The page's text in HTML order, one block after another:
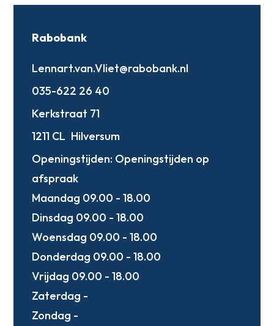
Rabobank
Lennart.van.Vliet@rabobank.nl
035-622 26 40
Kerkstraat 71
1211 CL Hilversum
Openingstijden: Openingstijden op
afspraak
Maandag 09.00 - 18.00
Dinsdag 09.00 - 18.00
Woensdag 09.00 - 18.00
Donderdag 09.00 - 18.00
Vrijdag 09.00 - 18.00
Zaterdag -
Zondag -